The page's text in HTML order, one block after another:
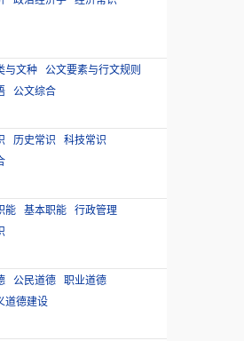
与文种 公文要素与行文规则
公文综合
历史常识 科技常识
能 基本职能 行政管理
公民道德 职业道德
道德建设